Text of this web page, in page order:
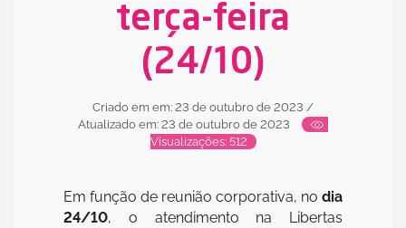
terça-feira
(24/10)
Criado em em: 23 de outubro de 2023 /
Atualizado em: 23 de outubro de 2023
Visualizações: 512
Em função de reunião corporativa, no dia
24/10, o atendimento na Libertas